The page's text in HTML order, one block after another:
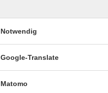
Notwendig
Google-Translate
Matomo